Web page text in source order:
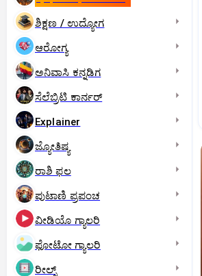
ಶಿಕ್ಷಣ / ಉದ್ಯೋಗ
ಆರೋಗ್ಯ
ಅನಿವಾಸಿ ಕನ್ನಡಿಗ
ಸೆಲೆಬ್ರಿಟಿ ಕಾರ್ನರ್‌
Explainer
ಜ್ಯೋತಿಷ್ಯ
ರಾಶಿ ಫಲ
ಪುಟಾಣಿ ಪ್ರಪಂಚ
ವೀಡಿಯೊ ಗ್ಯಾಲರಿ
ಫೋಟೋ ಗ್ಯಾಲರಿ
ರೀಲ್ಸ್